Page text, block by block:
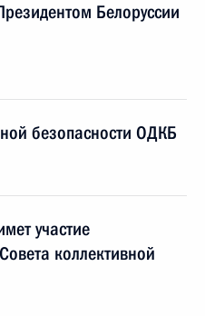
Белоруссии
безопасности ОДКБ
участие
коллективной